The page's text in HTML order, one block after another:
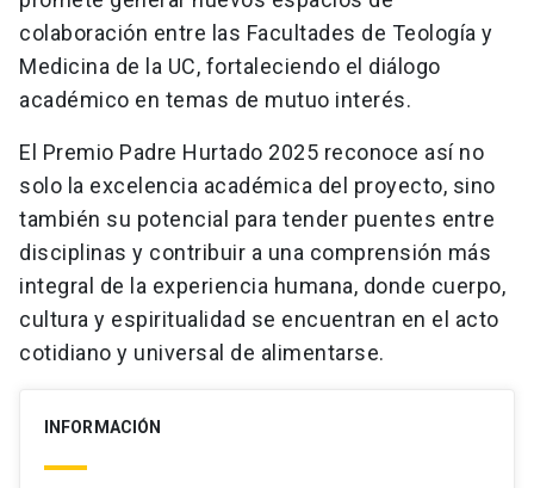
colaboración entre las Facultades de Teología y
Medicina de la UC, fortaleciendo el diálogo
académico en temas de mutuo interés.
El Premio Padre Hurtado 2025 reconoce así no
solo la excelencia académica del proyecto, sino
también su potencial para tender puentes entre
disciplinas y contribuir a una comprensión más
integral de la experiencia humana, donde cuerpo,
cultura y espiritualidad se encuentran en el acto
cotidiano y universal de alimentarse.
INFORMACIÓN